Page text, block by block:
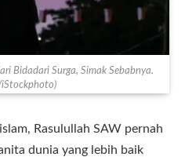
Bidadari Surga, Simak Sebabnya.
Rasulullah SAW pernah
dunia yang lebih baik